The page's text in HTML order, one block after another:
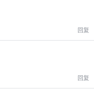
回复
回复